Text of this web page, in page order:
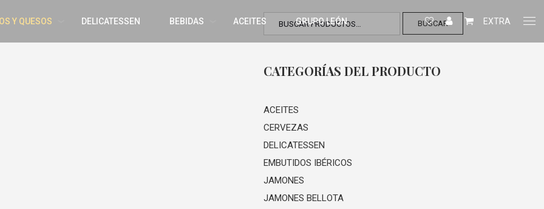
Y QUESOS DELICATESSEN BEBIDAS ACEITES GRUPO LEÓN EXTRA
BUSCAR
CATEGORÍAS DEL PRODUCTO
ACEITES
CERVEZAS
DELICATESSEN
EMBUTIDOS IBÉRICOS
JAMONES
JAMONES BELLOTA